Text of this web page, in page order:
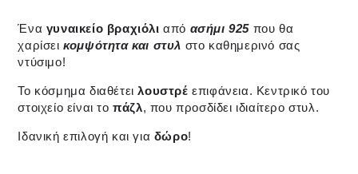
Ένα γυναικείο βραχιόλι από ασήμι 925 που θα
χαρίσεικομψότητακαι στυλ στο καθημερινό σας
ντύσιμο!
Το κόσμημα διαθέτει λουστρέ επιφάνεια. Κεντρικό του
στοιχείο είναι τοπάζλ, που προσδίδει ιδιαίτερο στυλ.
Ιδανική επιλογή και για δώρο!